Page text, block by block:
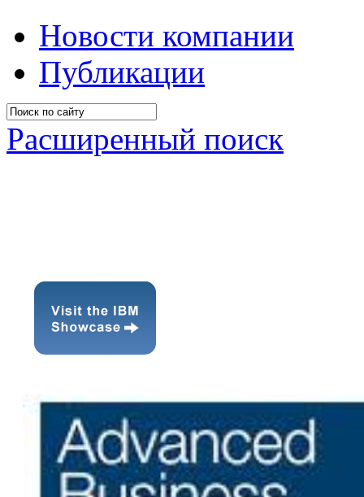
Новости компании
Публикации
Расширенный поиск